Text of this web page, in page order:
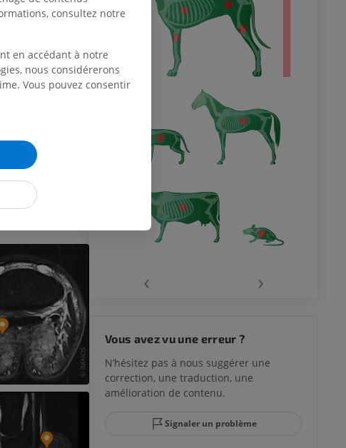
Veterinary Anatomy
- ISBN-13: 978-
- 3rd
- Enke
‹ ›
Vous avez vu une erreur ?
N’hésitez pas à nous suggérer une
correction, une traduction, une
amélioration de contenu.
Signaler un problème
consultez notre
en accédant à notre
nous considérerons
Vous pouvez consentir